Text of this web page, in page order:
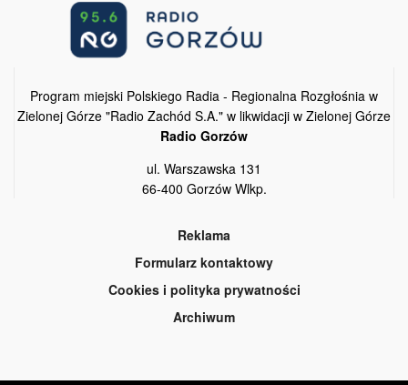
Program miejski Polskiego Radia - Regionalna Rozgłośnia w
Zielonej Górze "Radio Zachód S.A." w likwidacji w Zielonej Górze
Radio Gorzów
ul. Warszawska 131
66-400 Gorzów Wlkp.
Reklama
Formularz kontaktowy
Cookies i polityka prywatności
Archiwum